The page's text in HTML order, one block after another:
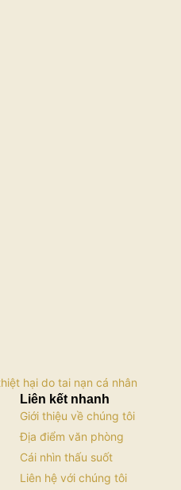
hại do tai nạn cá nhân
Liên kết nhanh
Giới thiệu về chúng tôi
Địa điểm văn phòng
Cái nhìn thấu suốt
Liên hệ với chúng tôi